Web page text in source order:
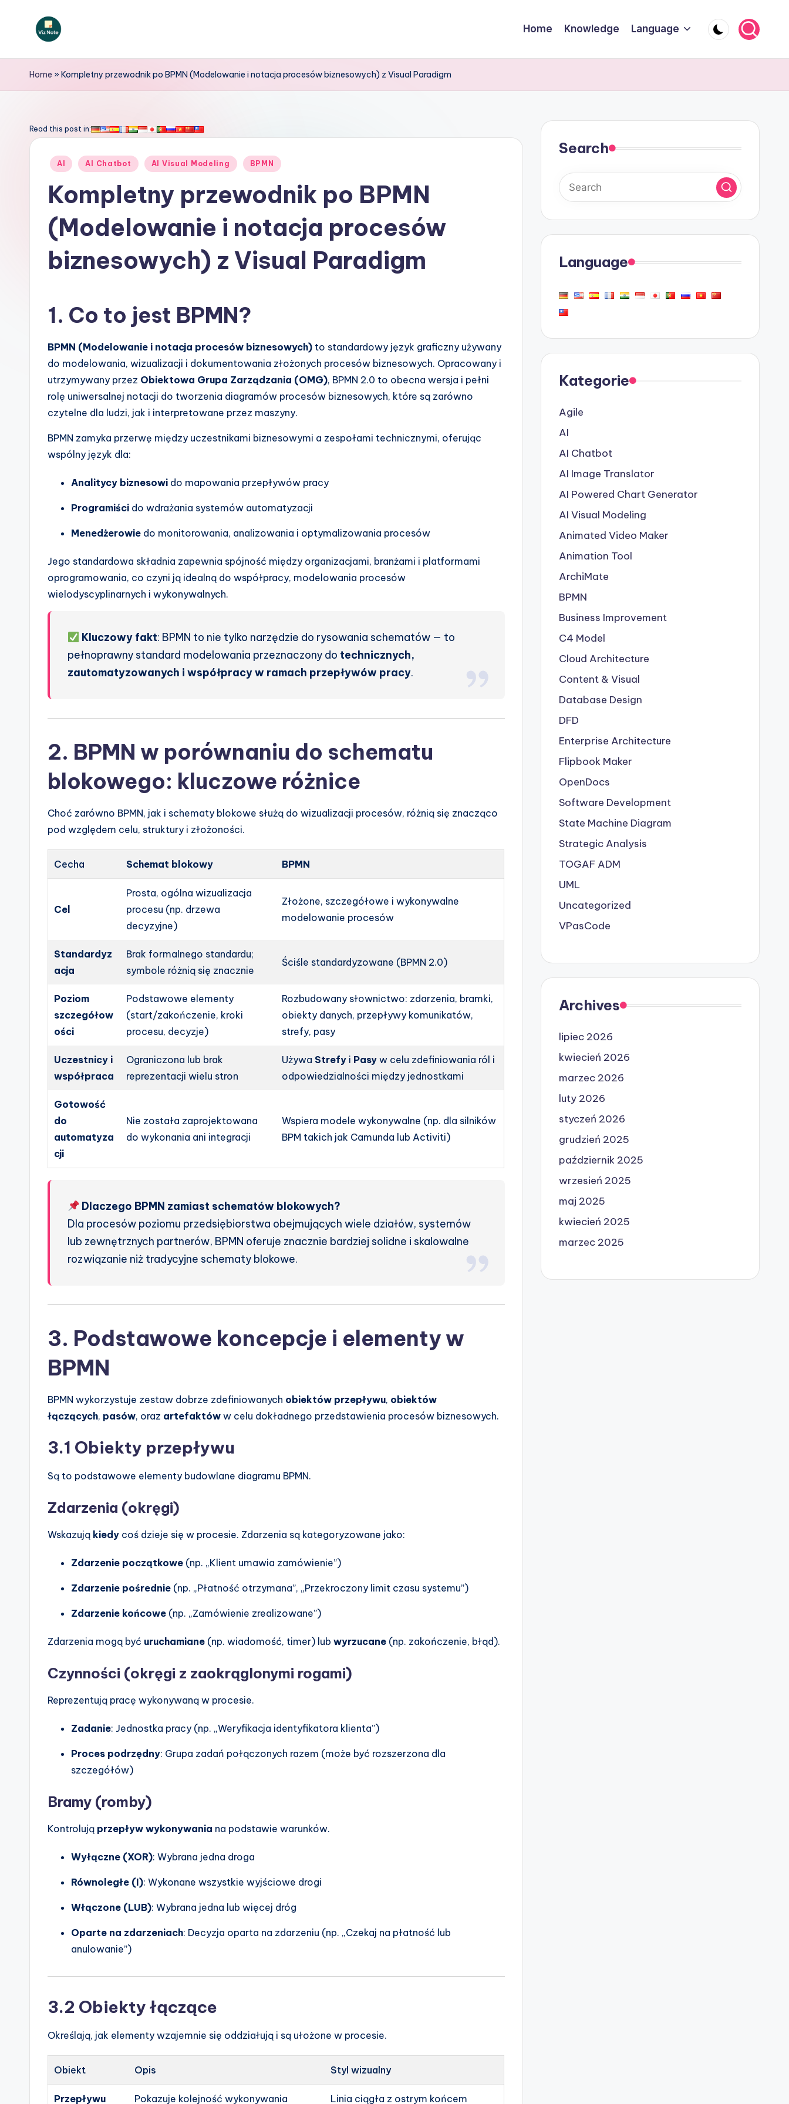
V
iz
o
A
si
Home Knowledge Language
Home »Kompletny przewodnik po BPMN (Modelowanie i notacja procesów biznesowych) z Visual Paradigm
Read this post in:
Posted
AI AI Chatbot AI Visual Modeling BPMN
Kompletny przewodnik po BPMN
(Modelowanie i notacja procesów
biznesowych) z Visual Paradigm
1. Co to jest BPMN?
BPMN (Modelowanie i notacja procesów biznesowych) to standardowy język graficzny używany
do modelowania, wizualizacji i dokumentowania złożonych procesów biznesowych. Opracowany i
utrzymywany przez Obiektowa Grupa Zarządzania (OMG), BPMN 2.0 to obecna wersja i pełni
rolę uniwersalnej notacji do tworzenia diagramów procesów biznesowych, które są zarówno
czytelne dla ludzi, jak i interpretowane przez maszyny.
BPMN zamyka przerwę między uczestnikami biznesowymi a zespołami technicznymi, oferując
wspólny język dla:
Analitycy biznesowi do mapowania przepływów pracy
Programiści do wdrażania systemów automatyzacji
Menedżerowie do monitorowania, analizowania i optymalizowania procesów
Jego standardowa składnia zapewnia spójność między organizacjami, branżami i platformami
oprogramowania, co czyni ją idealną do współpracy, modelowania procesów
wielodyscyplinarnych i wykonywalnych.
Kluczowy fakt: BPMN to nie tylko narzędzie do rysowania schematów — to
pełnoprawny standard modelowania przeznaczony do technicznych,
zautomatyzowanych i współpracy w ramach przepływów pracy.
2. BPMN w porównaniu do schematu
blokowego: kluczowe różnice
Choć zarówno BPMN, jak i schematy blokowe służą do wizualizacji procesów, różnią się znacząco
pod względem celu, struktury i złożoności.
Cecha Schemat blokowy BPMN
Cel
Prosta, ogólna wizualizacja
procesu (np. drzewa
decyzyjne)
Złożone, szczegółowe i wykonywalne
modelowanie procesów
Standardyz
acja
Brak formalnego standardu;
symbole różnią się znacznie
Ściśle standardyzowane (BPMN 2.0)
Poziom
szczegółow
ości
Podstawowe elementy
(start/zakończenie, kroki
procesu, decyzje)
Rozbudowany słownictwo: zdarzenia, bramki,
obiekty danych, przepływy komunikatów,
strefy, pasy
Uczestnicy i
współpraca
Ograniczona lub brak
reprezentacji wielu stron
UżywaStrefy i Pasy w celu zdefiniowania ról i
odpowiedzialności między jednostkami
Gotowość
do
automatyza
cji
Nie została zaprojektowana
do wykonania ani integracji
Wspiera modele wykonywalne (np. dla silników
BPM takich jak Camunda lub Activiti)
Dlaczego BPMN zamiast schematów blokowych?
Dla procesów poziomu przedsiębiorstwa obejmujących wiele działów, systemów
lub zewnętrznych partnerów, BPMN oferuje znacznie bardziej solidne i skalowalne
rozwiązanie niż tradycyjne schematy blokowe.
3. Podstawowe koncepcje i elementy w
BPMN
BPMN wykorzystuje zestaw dobrze zdefiniowanych obiektów przepływu, obiektów
łączących, pasów, oraz artefaktów w celu dokładnego przedstawienia procesów biznesowych.
3.1 Obiekty przepływu
Są to podstawowe elementy budowlane diagramu BPMN.
Zdarzenia (okręgi)
Wskazują kiedy coś dzieje się w procesie. Zdarzenia są kategoryzowane jako:
Zdarzenie początkowe (np. „Klient umawia zamówienie”)
Zdarzenie pośrednie (np. „Płatność otrzymana”, „Przekroczony limit czasu systemu”)
Zdarzenie końcowe (np. „Zamówienie zrealizowane”)
Zdarzenia mogą być uruchamiane (np. wiadomość, timer) lub wyrzucane (np. zakończenie, błąd).
Czynności (okręgi z zaokrąglonymi rogami)
Reprezentują pracę wykonywaną w procesie.
Zadanie: Jednostka pracy (np. „Weryfikacja identyfikatora klienta”)
Proces podrzędny: Grupa zadań połączonych razem (może być rozszerzona dla
szczegółów)
Bramy (romby)
Kontrolują przepływ wykonywania na podstawie warunków.
Wyłączne (XOR): Wybrana jedna droga
Równoległe (I): Wykonane wszystkie wyjściowe drogi
Włączone (LUB): Wybrana jedna lub więcej dróg
Oparte na zdarzeniach: Decyzja oparta na zdarzeniu (np. „Czekaj na płatność lub
anulowanie”)
3.2 Obiekty łączące
Określają, jak elementy wzajemnie się oddziałują i są ułożone w procesie.
Obiekt Opis Styl wizualny
Przepływu Pokazuje kolejność wykonywania Linia ciągła z ostrym końcem
Search
Language
Kategorie
Agile
AI
AI Chatbot
AI Image Translator
AI Powered Chart Generator
AI Visual Modeling
Animated Video Maker
Animation Tool
ArchiMate
BPMN
Business Improvement
C4 Model
Cloud Architecture
Content & Visual
Database Design
DFD
Enterprise Architecture
Flipbook Maker
OpenDocs
Software Development
State Machine Diagram
Strategic Analysis
TOGAF ADM
UML
Uncategorized
VPasCode
Archives
lipiec 2026
kwiecień 2026
marzec 2026
luty 2026
styczeń 2026
grudzień 2025
październik 2025
wrzesień 2025
maj 2025
kwiecień 2025
marzec 2025